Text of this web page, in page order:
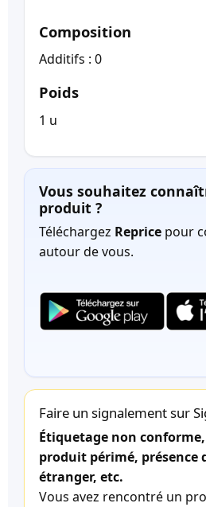
Composition
Additifs : 0
Poids
1 u
Vous souhaitez
produit ?
Téléchargez Reprice pour
autour de vous.
Faire un signalement sur
Étiquetage non conforme,
produit périmé, présence
étranger, etc.
Vous avez rencontré un